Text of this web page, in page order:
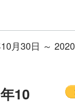
月30日 ～ 2020
10